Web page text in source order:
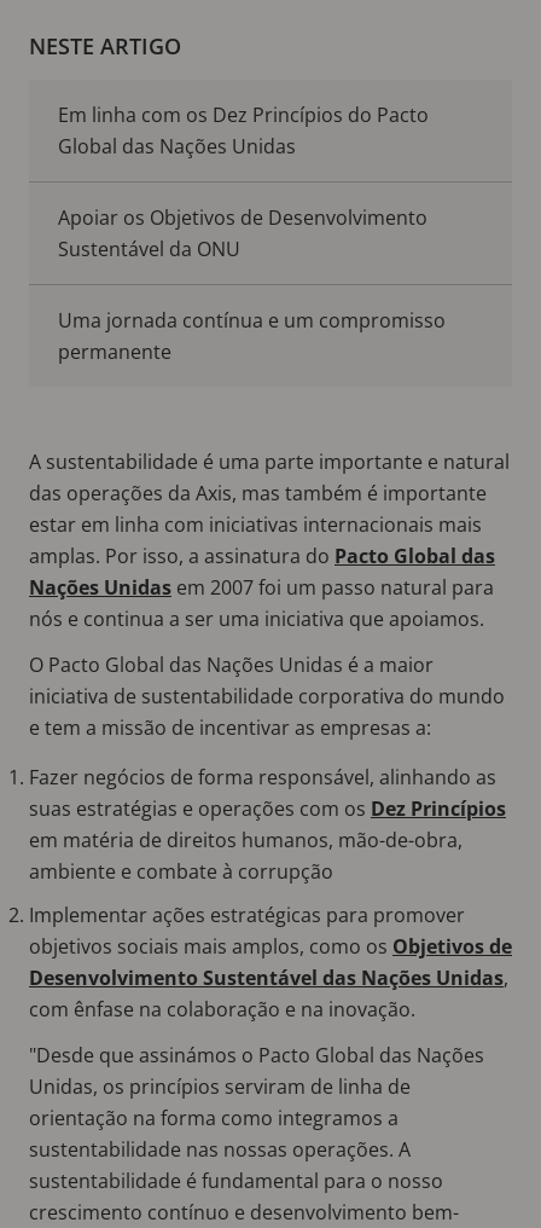
NESTE ARTIGO
Em linha com os Dez Princípios do Pacto
Global das Nações Unidas
Apoiar os Objetivos de Desenvolvimento
Sustentável da ONU
Uma jornada contínua e um compromisso
permanente
A sustentabilidade é uma parte importante e natural
das operações da Axis, mas também é importante
estar em linha com iniciativas internacionais mais
amplas. Por isso, a assinatura do Pacto Global das
Nações Unidas em 2007 foi um passo natural para
nós e continua a ser uma iniciativa que apoiamos.
O Pacto Global das Nações Unidas é a maior
iniciativa de sustentabilidade corporativa do mundo
e tem a missão de incentivar as empresas a:
Fazer negócios de forma responsável, alinhando as
suas estratégias e operações com os Dez Princípios
em matéria de direitos humanos, mão-de-obra,
ambiente e combate à corrupção
Implementar ações estratégicas para promover
objetivos sociais mais amplos, como os Objetivos de
Desenvolvimento Sustentável das Nações Unidas,
com ênfase na colaboração e na inovação.
"Desde que assinámos o Pacto Global das Nações
Unidas, os princípios serviram de linha de
orientação na forma como integramos a
sustentabilidade nas nossas operações. A
sustentabilidade é fundamental para o nosso
crescimento contínuo e desenvolvimento bem-